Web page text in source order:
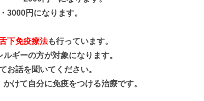
円になります。
下免疫療法も行っています。
ギーの方が対象になります。
話を聞いてください。
けて自分に免疫をつける治療です。